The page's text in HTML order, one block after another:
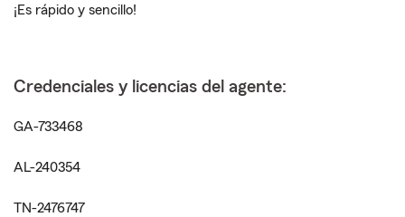
¡Es rápido y sencillo!
Credenciales y licencias del agente:
GA-733468
AL-240354
TN-2476747